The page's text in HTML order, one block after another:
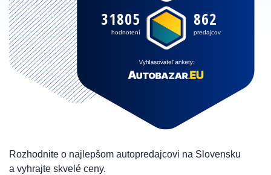
862
predajcov
31805
hodnotení
Rozhodnite o najlepšom autopredajcovi na Slovensku
a vyhrajte skvelé ceny.